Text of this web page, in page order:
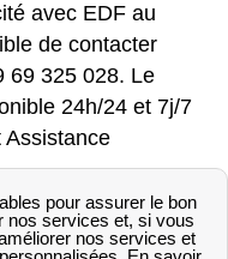
avec EDF au
de contacter
69 325 028. Le
24h/24 et 7j/7
Assistance
d’électricité,
la panne